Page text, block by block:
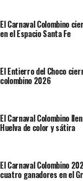
El Carnaval Colombino
en el Espacio Santa Fe
El Entierro del Choco
colombino 2026
El Carnaval Colombino
Huelva de color y sátira
El Carnaval Colombino
cuatro ganadores en el